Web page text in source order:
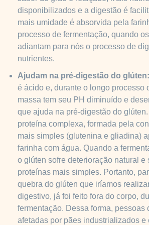
disponibilizados e a digestão é
mais umidade é absorvida pela
processo de fermentação, quando
adiantam para nós o processo de
nutrientes.
Ajudam na pré-digestão do glúten:
é ácido e, durante o longo processo
massa tem seu PH diminuído e
que ajuda na pré-digestão do
proteína complexa, formada pela
mais simples (glutenina e gliadina)
farinha com água. Quando a
o glúten sofre deterioração natural e
proteínas mais simples. Portanto,
quebra do glúten que iríamos
digestivo, já foi feito fora do corpo,
fermentação. Dessa forma, pessoas
afetadas por pães industrializados e